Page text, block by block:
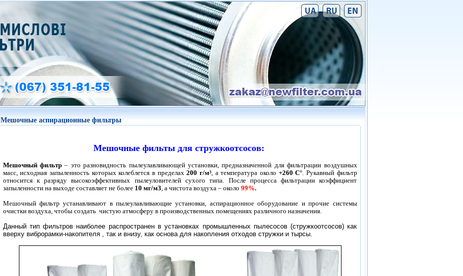
Мешочные аспирационные фильтры
Мешочные фильты для стружкоотсосов:
Мешочный фильтр– это разновидность пылеулавливающей установки, предназначенной для фильтрации воздушных
масс, исходная запыленность которых колеблется в пределах200 г/м³, а температура около +260 С°. Рукавный фильтр
относится к разряду высокоэффективных пылеуловителей сухого типа. После процесса фильтрации коэффициент
запыленности на выходе составляет не более 10 мг/м3, а чистота воздуха – около 99%.
Мешочный фильтр устанавливают в пылеулавливающие установки, аспирационное оборудование и прочие системы
очистки воздуха, чтобы создать чистую атмосферу в производственных помещениях различного назначения.
Данный тип фильтров наиболее распространен в установках промышленных пылесосов (стружкоотсосов) как
вверху виброрамки-накопителя , так и внизу, как основа для накопления отходов стружки и тырсы.